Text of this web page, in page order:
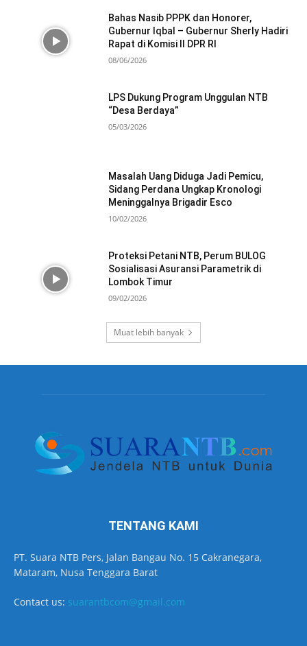
Bahas Nasib PPPK dan Honorer,
Gubernur Iqbal – Gubernur Sherly Hadiri
Rapat di Komisi II DPR RI
08/06/2026
LPS Dukung Program Unggulan NTB
“Desa Berdaya”
05/03/2026
Masalah Uang Diduga Jadi Pemicu,
Sidang Perdana Ungkap Kronologi
Meninggalnya Brigadir Esco
10/02/2026
Proteksi Petani NTB, Perum BULOG
Sosialisasi Asuransi Parametrik di
Lombok Timur
09/02/2026
Muat lebih banyak
TENTANG KAMI
PT. Suara NTB Pers, Jalan Bangau No. 15 Cakranegara,
Mataram, Nusa Tenggara Barat
Contact us: suarantbcom@gmail.com